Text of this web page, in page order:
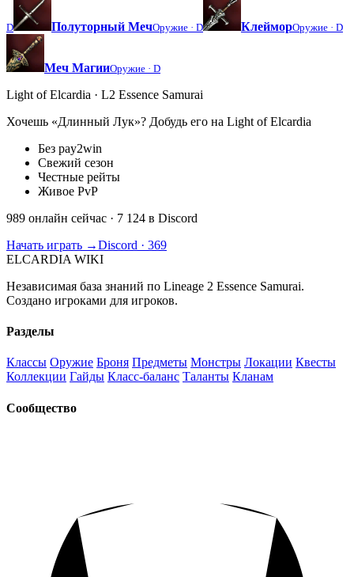
D Полуторный МечОружие · D КлейморОружие · D
Меч МагииОружие · D
Light of Elcardia · L2 Essence Samurai
Хочешь «Длинный Лук»? Добудь его на Light of Elcardia
Без pay2win
Свежий сезон
Честные рейты
Живое PvP
989 онлайн сейчас · 7 124 в Discord
Начать играть →Discord · 369
ELCARDIA WIKI
Независимая база знаний по Lineage 2 Essence Samurai.
Создано игроками для игроков.
Разделы
Классы Оружие Броня Предметы Монстры Локации Квесты
Коллекции Гайды Класс-баланс Таланты Кланам
Сообщество